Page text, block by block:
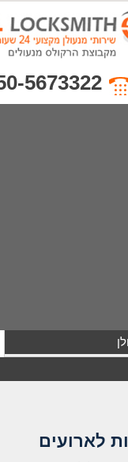
5673322
לארועים